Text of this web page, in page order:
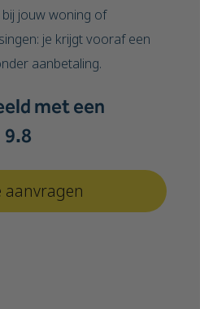
jouw woning of
je krijgt vooraf een
aanbetaling.
met een
9.8
aanvragen